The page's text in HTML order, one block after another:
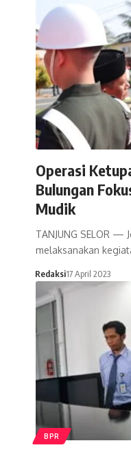
Operasi
Bulungan
Mudik
TANJUNG SELOR —
melaksanakan
Redaksi17 April 2023
BPR